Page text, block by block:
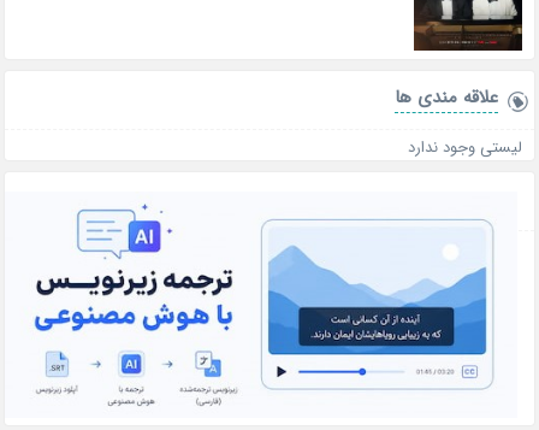
علاقه‌ مندی ها
لیستی وجود ندارد